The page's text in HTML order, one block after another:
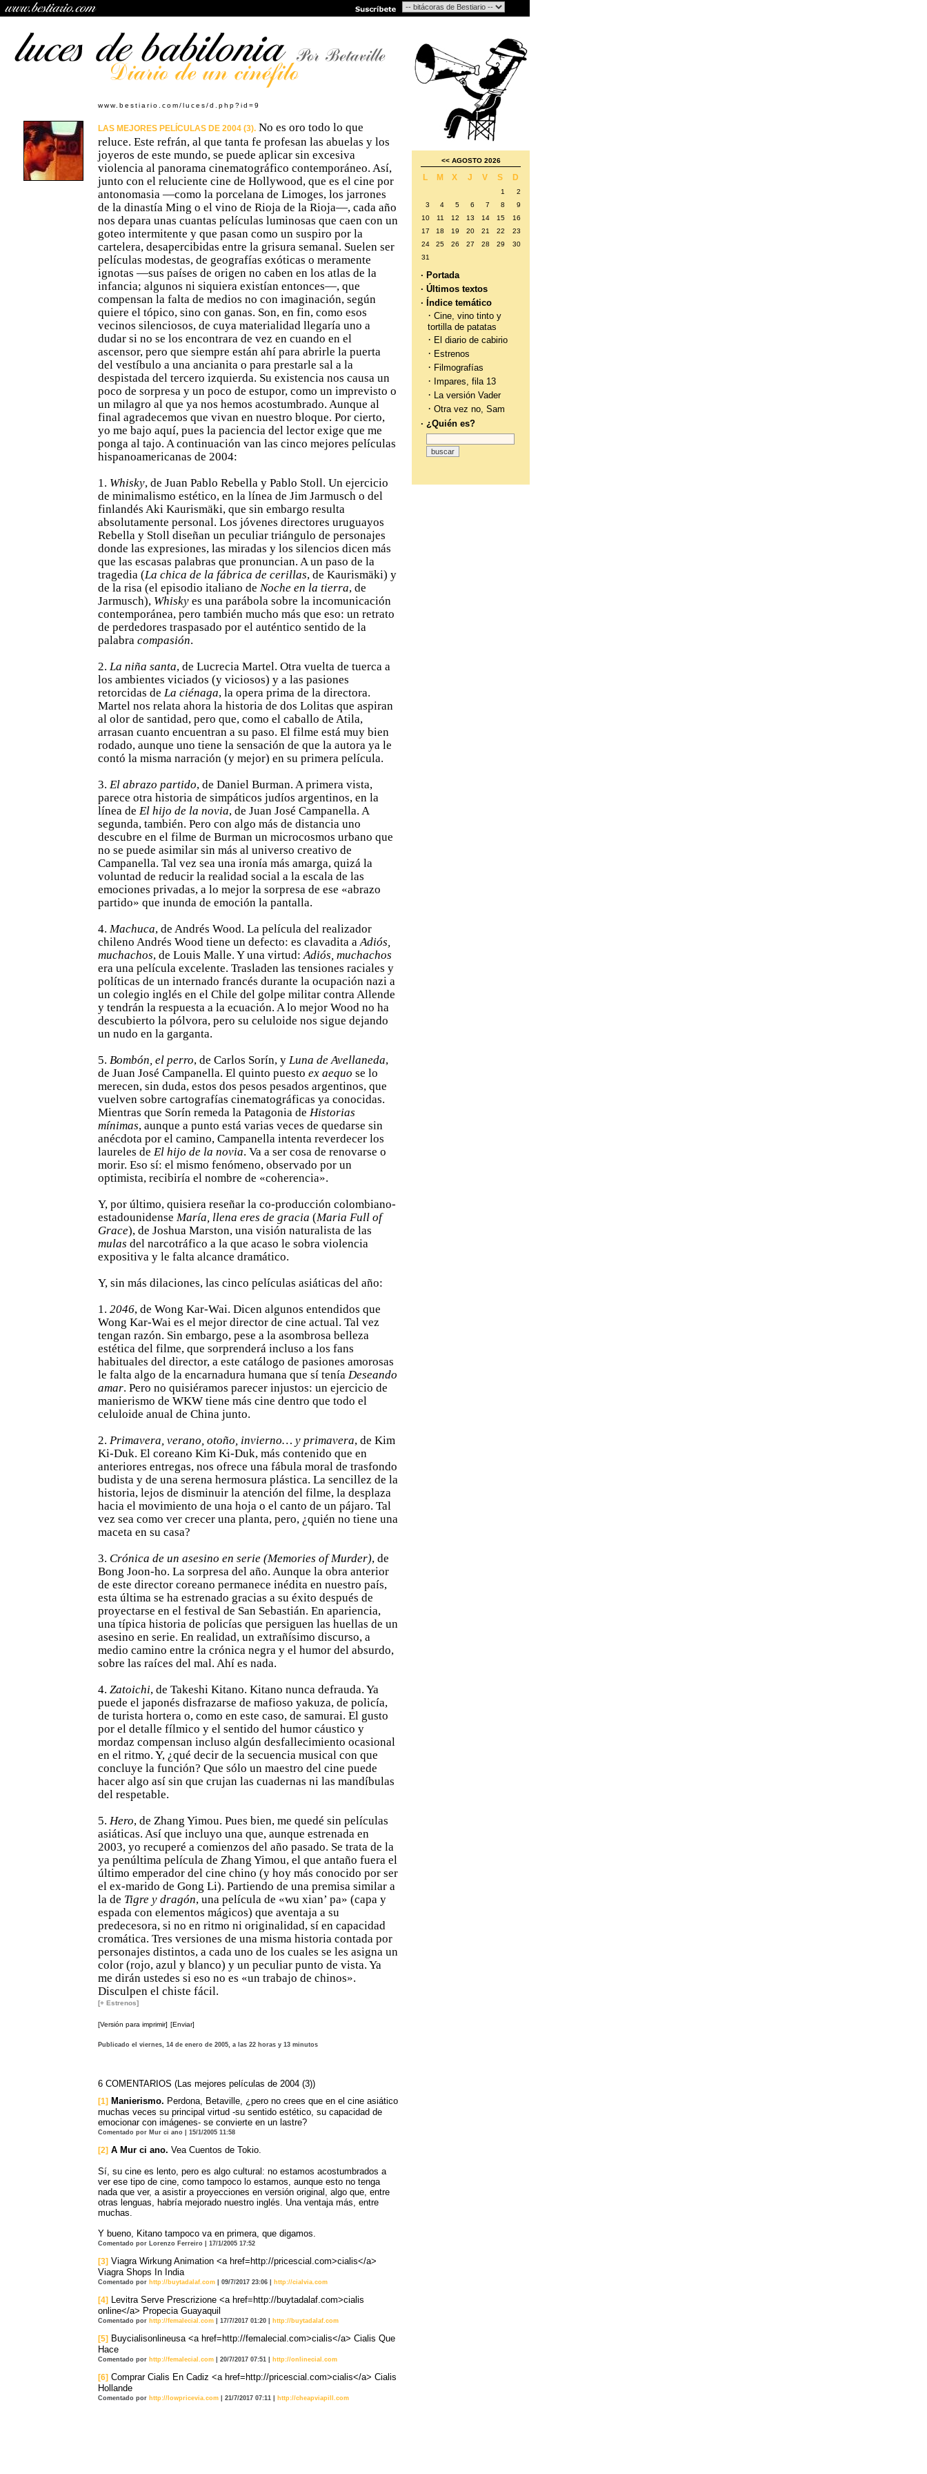
www.bestiario.com/luces/d.php?id=9
LAS MEJORES PELÍCULAS DE 2004 (3). No es oro todo lo que
reluce. Este refrán, al que tanta fe profesan las abuelas y los
joyeros de este mundo, se puede aplicar sin excesiva
violencia al panorama cinematográfico contemporáneo. Así,
junto con el reluciente cine de Hollywood, que es el cine por
antonomasia —como la porcelana de Limoges, los jarrones
de la dinastía Ming o el vino de Rioja de la Rioja—, cada año
nos depara unas cuantas películas luminosas que caen con un
goteo intermitente y que pasan como un suspiro por la
cartelera, desapercibidas entre la grisura semanal. Suelen ser
películas modestas, de geografías exóticas o meramente
ignotas —sus países de origen no caben en los atlas de la
infancia; algunos ni siquiera existían entonces—, que
compensan la falta de medios no con imaginación, según
quiere el tópico, sino con ganas. Son, en fin, como esos
vecinos silenciosos, de cuya materialidad llegaría uno a
dudar si no se los encontrara de vez en cuando en el
ascensor, pero que siempre están ahí para abrirle la puerta
del vestíbulo a una ancianita o para prestarle sal a la
despistada del tercero izquierda. Su existencia nos causa un
poco de sorpresa y un poco de estupor, como un imprevisto o
un milagro al que ya nos hemos acostumbrado. Aunque al
final agradecemos que vivan en nuestro bloque. Por cierto,
yo me bajo aquí, pues la paciencia del lector exige que me
ponga al tajo. A continuación van las cinco mejores películas
hispanoamericanas de 2004:
1. Whisky, de Juan Pablo Rebella y Pablo Stoll. Un ejercicio
de minimalismo estético, en la línea de Jim Jarmusch o del
finlandés Aki Kaurismäki, que sin embargo resulta
absolutamente personal. Los jóvenes directores uruguayos
Rebella y Stoll diseñan un peculiar triángulo de personajes
donde las expresiones, las miradas y los silencios dicen más
que las escasas palabras que pronuncian. A un paso de la
tragedia (La chica de la fábrica de cerillas, de Kaurismäki) y
de la risa (el episodio italiano de Noche en la tierra, de
Jarmusch), Whisky es una parábola sobre la incomunicación
contemporánea, pero también mucho más que eso: un retrato
de perdedores traspasado por el auténtico sentido de la
palabra compasión.
2. La niña santa, de Lucrecia Martel. Otra vuelta de tuerca a
los ambientes viciados (y viciosos) y a las pasiones
retorcidas de La ciénaga, la opera prima de la directora.
Martel nos relata ahora la historia de dos Lolitas que aspiran
al olor de santidad, pero que, como el caballo de Atila,
arrasan cuanto encuentran a su paso. El filme está muy bien
rodado, aunque uno tiene la sensación de que la autora ya le
contó la misma narración (y mejor) en su primera película.
3. El abrazo partido, de Daniel Burman. A primera vista,
parece otra historia de simpáticos judíos argentinos, en la
línea de El hijo de la novia, de Juan José Campanella. A
segunda, también. Pero con algo más de distancia uno
descubre en el filme de Burman un microcosmos urbano que
no se puede asimilar sin más al universo creativo de
Campanella. Tal vez sea una ironía más amarga, quizá la
voluntad de reducir la realidad social a la escala de las
emociones privadas, a lo mejor la sorpresa de ese «abrazo
partido» que inunda de emoción la pantalla.
4. Machuca, de Andrés Wood. La película del realizador
chileno Andrés Wood tiene un defecto: es clavadita aAdiós,
muchachos, de Louis Malle. Y una virtud:Adiós, muchachos
era una película excelente. Trasladen las tensiones raciales y
políticas de un internado francés durante la ocupación nazi a
un colegio inglés en el Chile del golpe militar contra Allende
y tendrán la respuesta a la ecuación. A lo mejor Wood no ha
descubierto la pólvora, pero su celuloide nos sigue dejando
un nudo en la garganta.
5. Bombón, el perro, de Carlos Sorín, y Luna de Avellaneda,
de Juan José Campanella. El quinto puesto ex aequo se lo
merecen, sin duda, estos dos pesos pesados argentinos, que
vuelven sobre cartografías cinematográficas ya conocidas.
Mientras que Sorín remeda la Patagonia de Historias
mínimas, aunque a punto está varias veces de quedarse sin
anécdota por el camino, Campanella intenta reverdecer los
laureles de El hijo de la novia. Va a ser cosa de renovarse o
morir. Eso sí: el mismo fenómeno, observado por un
optimista, recibiría el nombre de «coherencia».
Y, por último, quisiera reseñar la co-producción colombiano-
estadounidense María, llena eres de gracia (Maria Full of
Grace), de Joshua Marston, una visión naturalista de las
mulas del narcotráfico a la que acaso le sobra violencia
expositiva y le falta alcance dramático.
Y, sin más dilaciones, las cinco películas asiáticas del año:
1. 2046, de Wong Kar-Wai. Dicen algunos entendidos que
Wong Kar-Wai es el mejor director de cine actual. Tal vez
tengan razón. Sin embargo, pese a la asombrosa belleza
estética del filme, que sorprenderá incluso a los fans
habituales del director, a este catálogo de pasiones amorosas
le falta algo de la encarnadura humana que sí tenía Deseando
amar. Pero no quisiéramos parecer injustos: un ejercicio de
manierismo de WKW tiene más cine dentro que todo el
celuloide anual de China junto.
2. Primavera, verano, otoño, invierno… y primavera, de Kim
Ki-Duk. El coreano Kim Ki-Duk, más contenido que en
anteriores entregas, nos ofrece una fábula moral de trasfondo
budista y de una serena hermosura plástica. La sencillez de la
historia, lejos de disminuir la atención del filme, la desplaza
hacia el movimiento de una hoja o el canto de un pájaro. Tal
vez sea como ver crecer una planta, pero, ¿quién no tiene una
maceta en su casa?
3. Crónica de un asesino en serie (Memories of Murder), de
Bong Joon-ho. La sorpresa del año. Aunque la obra anterior
de este director coreano permanece inédita en nuestro país,
esta última se ha estrenado gracias a su éxito después de
proyectarse en el festival de San Sebastián. En apariencia,
una típica historia de policías que persiguen las huellas de un
asesino en serie. En realidad, un extrañísimo discurso, a
medio camino entre la crónica negra y el humor del absurdo,
sobre las raíces del mal. Ahí es nada.
4. Zatoichi, de Takeshi Kitano. Kitano nunca defrauda. Ya
puede el japonés disfrazarse de mafioso yakuza, de policía,
de turista hortera o, como en este caso, de samurai. El gusto
por el detalle fílmico y el sentido del humor cáustico y
mordaz compensan incluso algún desfallecimiento ocasional
en el ritmo. Y, ¿qué decir de la secuencia musical con que
concluye la función? Que sólo un maestro del cine puede
hacer algo así sin que crujan las cuadernas ni las mandíbulas
del respetable.
5. Hero, de Zhang Yimou. Pues bien, me quedé sin películas
asiáticas. Así que incluyo una que, aunque estrenada en
2003, yo recuperé a comienzos del año pasado. Se trata de la
ya penúltima película de Zhang Yimou, el que antaño fuera el
último emperador del cine chino (y hoy más conocido por ser
el ex-marido de Gong Li). Partiendo de una premisa similar a
la de Tigre y dragón, una película de «wu xian’ pa» (capa y
espada con elementos mágicos) que aventaja a su
predecesora, si no en ritmo ni originalidad, sí en capacidad
cromática. Tres versiones de una misma historia contada por
personajes distintos, a cada uno de los cuales se les asigna un
color (rojo, azul y blanco) y un peculiar punto de vista. Ya
me dirán ustedes si eso no es «un trabajo de chinos».
Disculpen el chiste fácil.
[+ Estrenos]
[Versión para imprimir] [Enviar]
Publicado el viernes, 14 de enero de 2005, a las 22 horas y 13 minutos
6 COMENTARIOS (Las mejores películas de 2004 (3))
[1] Manierismo. Perdona, Betaville, ¿pero no crees que en el cine asiático
muchas veces su principal virtud -su sentido estético, su capacidad de
emocionar con imágenes- se convierte en un lastre?
Comentado por Mur ci ano | 15/1/2005 11:58
[2] A Mur ci ano. Vea Cuentos de Tokio.
Sí, su cine es lento, pero es algo cultural: no estamos acostumbrados a
ver ese tipo de cine, como tampoco lo estamos, aunque esto no tenga
nada que ver, a asistir a proyecciones en versión original, algo que, entre
otras lenguas, habría mejorado nuestro inglés. Una ventaja más, entre
muchas.
Y bueno, Kitano tampoco va en primera, que digamos.
Comentado por Lorenzo Ferreiro | 17/1/2005 17:52
[3] Viagra Wirkung Animation <a href=http://pricescial.com>cialis</a>
Viagra Shops In India
Comentado por http://buytadalaf.com | 09/7/2017 23:06 | http://cialvia.com
[4] Levitra Serve Prescrizione <a href=http://buytadalaf.com>cialis
online</a> Propecia Guayaquil
Comentado por http://femalecial.com | 17/7/2017 01:20 | http://buytadalaf.com
[5] Buycialisonlineusa <a href=http://femalecial.com>cialis</a> Cialis Que
Hace
Comentado por http://femalecial.com | 20/7/2017 07:51 | http://onlinecial.com
[6] Comprar Cialis En Cadiz <a href=http://pricescial.com>cialis</a> Cialis
Hollande
Comentado por http://lowpricevia.com | 21/7/2017 07:11 | http://cheapviapill.com
<< AGOSTO 2026
L M X J V S D
1
2
3
4 5 6 7 8
9
10
11 12 13 14 15
16
17
18 19 20 21 22
23
24
25 26 27 28 29
30
31
· Portada
· Últimos textos
· Índice temático
· Cine, vino tinto y
tortilla de patatas
· El diario de cabirio
· Estrenos
· Filmografías
· Impares, fila 13
· La versión Vader
· Otra vez no, Sam
· ¿Quién es?